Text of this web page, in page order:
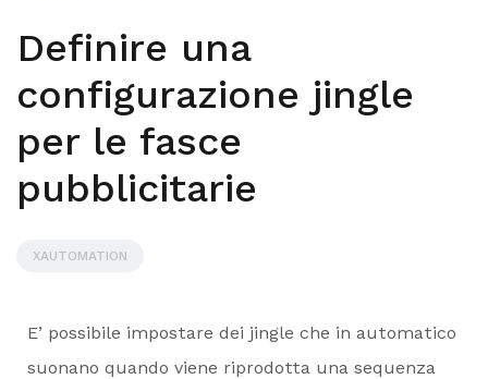
Definire una
configurazione jingle
per le fasce
pubblicitarie
XAUTOMATION
E’ possibile impostare dei jingle che in automatico
suonano quando viene riprodotta una sequenza